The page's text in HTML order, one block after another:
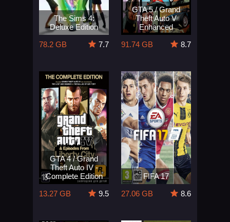
The Sims 4:
Deluxe Edition
78.2 GB
7.7
GTA 5 / Grand
Theft Auto V
Enhanced
91.74 GB
8.7
GTA 4 / Grand
Theft Auto IV -
Complete Edition
13.27 GB
9.5
FIFA 17
27.06 GB
8.6